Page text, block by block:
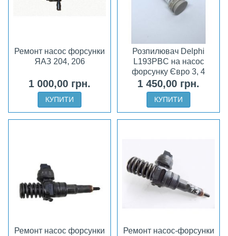
Ремонт насос форсунки
ЯАЗ 204, 206
1 000,00 грн.
КУПИТИ
Розпилювач Delphi
L193PBC на насос
форсунку Євро 3, 4
1 450,00 грн.
КУПИТИ
Ремонт насос форсунки
Ремонт насос-форсунки